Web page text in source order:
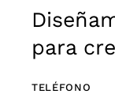
para
TELÉFONO